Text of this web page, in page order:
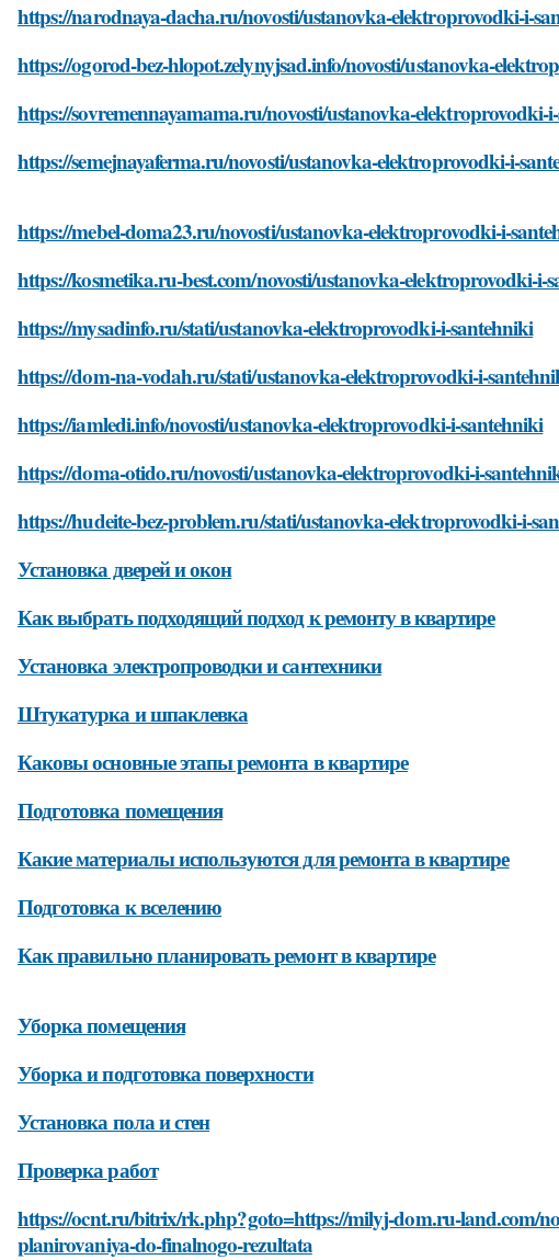
https://narodnaya-dacha.ru/novosti/ustanovka-elektroprovodki-i-
https://ogorod-bez-hlopot.zelynyjsad.info/novosti/ustanovka-
https://sovremennayamama.ru/novosti/ustanovka-elektroprovodki-
https://semejnayaferma.ru/novosti/ustanovka-elektroprovodki-i-
https://mebel-doma23.ru/novosti/ustanovka-elektroprovodki-i-
https://kosmetika.ru-best.com/novosti/ustanovka-elektroprovodki-i-
https://mysadinfo.ru/stati/ustanovka-elektroprovodki-i-santehniki
https://dom-na-vodah.ru/stati/ustanovka-elektroprovodki-i-
https://iamledi.info/novosti/ustanovka-elektroprovodki-i-santehniki
https://doma-otido.ru/novosti/ustanovka-elektroprovodki-i-
https://hudeite-bez-problem.ru/stati/ustanovka-elektroprovodki-i-
Установка дверей и окон
Как выбрать подходящий подход к ремонту в квартире
Установка электропроводки и сантехники
Штукатурка и шпаклевка
Каковы основные этапы ремонта в квартире
Подготовка помещения
Какие материалы используются для ремонта в квартире
Подготовка к вселению
Как правильно планировать ремонт в квартире
Уборка помещения
Уборка и подготовка поверхности
Установка пола и стен
Проверка работ
https://ocnt.ru/bitrix/rk.php?goto=https://milyj-dom.ru-land.com/
planirovaniya-do-finalnogo-rezultata